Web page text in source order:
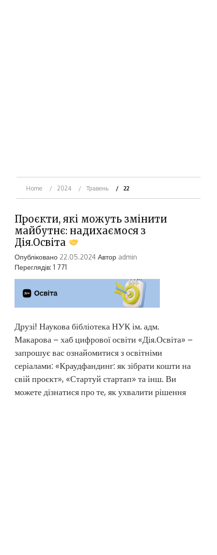
Home 2024 Травень 22
Проєкти, які можуть змінити
майбутнє: надихаємося з
Дія.Освіта
Опубліковано 22.05.2024 Автор admin
Переглядів: 1 771
Друзі! Наукова бібліотека НУК ім. адм.
Макарова – хаб цифрової освіти «Дія.Освіта» –
запрошує вас ознайомитися з освітніми
серіалами: «Краудфандинг: як зібрати кошти на
свій проєкт», «Стартуй стартап» та інш. Ви
можете дізнатися про те, як ухвалити рішення